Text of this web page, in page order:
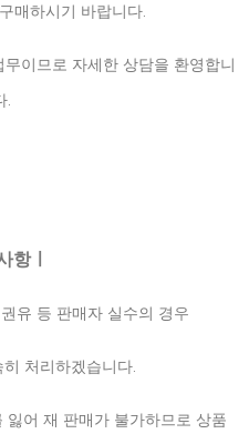
매하시기 바랍니다.
이므로 자세한 상담을 환영합니
.
항ㅣ
유 등 판매자 실수의 경우
처리하겠습니다.
어 재 판매가 불가하므로 상품